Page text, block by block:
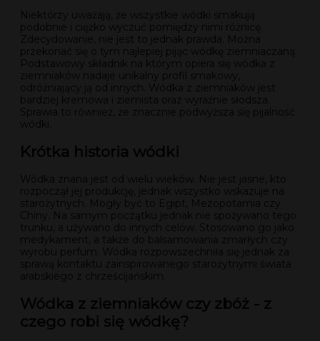
Niektórzy uważają, że wszystkie wódki smakują
podobnie i ciężko wyczuć pomiędzy nimi różnicę.
Zdecydowanie, nie jest to jednak prawda. Można
przekonać się o tym najlepiej pijąc wódkę ziemniaczaną.
Podstawowy składnik na którym opiera się wódka z
ziemniaków nadaje unikalny profil smakowy,
odróżniający ją od innych. Wódka z ziemniaków jest
bardziej kremowa i ziemista oraz wyraźnie słodsza.
Sprawia to również, że znacznie podwyższa się pijalność
wódki.
Krótka historia wódki
Wódka znana jest od wielu wieków. Nie jest jasne, kto
rozpoczął jej produkcję, jednak wszystko wskazuje na
starożytnych. Mogły być to Egipt, Mezopotamia czy
Chiny. Na samym początku jednak nie spożywano tego
trunku, a używano do innych celów. Stosowano go jako
medykament, a także do balsamowania zmarłych czy
wyrobu perfum. Wódka rozpowszechniła się jednak za
sprawą kontaktu zainspirowanego starożytnymi świata
arabskiego z chrześcijańskim.
Wódka z ziemniaków czy zbóż - z
czego robi się wódkę?